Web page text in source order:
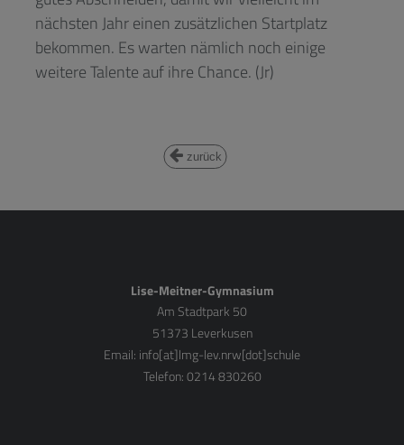
nächsten Jahr einen zusätzlichen Startplatz
bekommen. Es warten nämlich noch einige
weitere Talente auf ihre Chance. (Jr)
zurück
Lise-Meitner-Gymnasium
Am Stadtpark 50
51373 Leverkusen
Email: info[at]lmg-lev.nrw[dot]schule
Telefon: 0214 830260